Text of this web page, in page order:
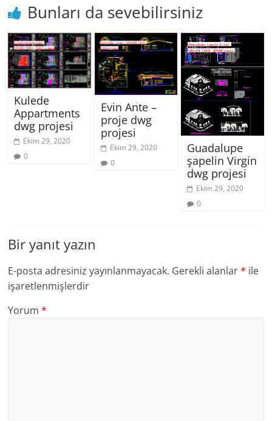
Bunları da sevebilirsiniz
Kulede
Appartments
dwg projesi
Ekim 29, 2020
0
Evin Ante –
proje dwg
projesi
Ekim 29, 2020
0
Guadalupe
şapelin Virgin
dwg projesi
Ekim 29, 2020
0
Bir yanıt yazın
E-posta adresiniz yayınlanmayacak. Gerekli alanlar* ile
işaretlenmişlerdir
Yorum*